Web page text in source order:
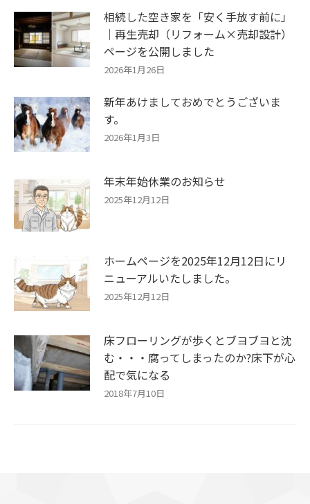
相続した空き家を「安く手放す前に」
｜再生売却（リフォーム×売却設計）
ページを公開しました
2026年1月26日
新年あけましておめでとうございま
す。
2026年1月3日
年末年始休業のお知らせ
2025年12月12日
ホームページを2025年12月12日にリ
ニューアルいたしました。
2025年12月12日
床フローリングが歩くとブヨブヨと沈
む・・・腐ってしまったのか?床下が心
配で気になる
2018年7月10日